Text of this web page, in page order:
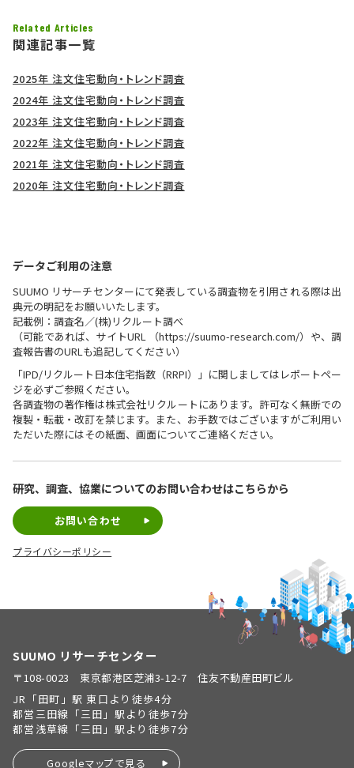
Related Articles
関連記事一覧
2025年 注文住宅動向・トレンド調査
2024年 注文住宅動向・トレンド調査
2023年 注文住宅動向・トレンド調査
2022年 注文住宅動向・トレンド調査
2021年 注文住宅動向・トレンド調査
2020年 注文住宅動向・トレンド調査
データご利用の注意
SUUMO リサーチセンターにて発表している調査物を引用される際は出
典元の明記をお願いいたします。
記載例：調査名／(株)リクルート調べ
（可能であれば、サイトURL （https://suumo-research.com/）や、調
査報告書のURLも追記してください）
「IPD/リクルート日本住宅指数（RRPI）」に関しましてはレポートペー
ジを必ずご参照ください。
各調査物の著作権は株式会社リクルートにあります。許可なく無断での
複製・転載・改訂を禁じます。また、お手数ではございますがご利用い
ただいた際にはその紙面、画面についてご連絡ください。
研究、調査、協業についてのお問い合わせはこちらから
お問い合わせ
プライバシーポリシー
SUUMO リサーチセンター
〒108-0023 東京都港区芝浦3-12-7 住友不動産田町ビル
JR「田町」駅 東口より徒歩4分
都営三田線「三田」駅より徒歩7分
都営浅草線「三田」駅より徒歩7分
Googleマップで見る